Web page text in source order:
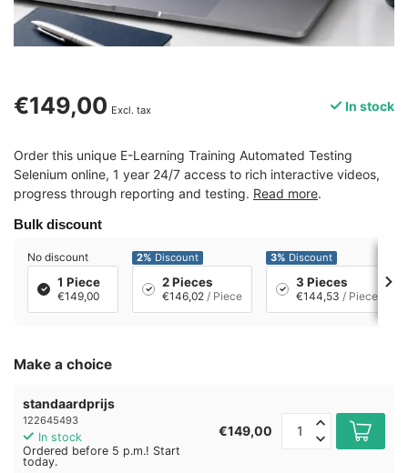
€149,00 Excl. tax In stock
Order this unique E-Learning Training Automated Testing
Selenium online, 1 year 24/7 access to rich interactive videos,
progress through reporting and testing. Read more.
Bulk discount
No discount
1 Piece
€149,00
2% Discount
2 Pieces
€146,02 / Piece
3% Discount
3 Pieces
€144,53 / Piece
Make a choice
standaardprijs
122645493
In stock
Ordered before 5 p.m.! Start
today.
€149,00